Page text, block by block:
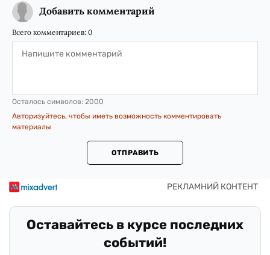
Добавить комментарий
Всего комментариев: 0
Осталось символов: 2000
Авторизуйтесь, чтобы иметь возможность комментировать
материалы
ОТПРАВИТЬ
Оставайтесь в курсе последних
событий!